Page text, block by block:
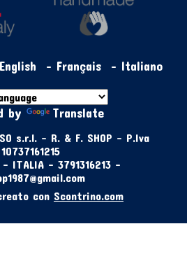
English - Français- Italiano
by Translate
s.r.l. - R. & F. SHOP - P.Iva
10737161215
ITALIA - 3791316213 -
con Scontrino.com